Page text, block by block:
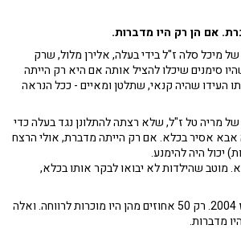
אם הן רק היו מדברות.
מיכל סלה ז"ל בידי בעלה, אלירן מלול, שרק
סימנים שיכלו להציל אותה אם היא רק הייתה
העידו שהיה קנאי, שתלטן ומאיים - ככל הנראה
מריה טל ז"ל, שלא רצתה להתלונן נגד בעלה כדי
אבא אסיר בכלא. אם רק הייתה מדברת, אולי הרצח
יכול היה להימנע.
מוטב שהילדות לא יבואו לבקר אותו בכלא,
163 נשים נרצחו פה מאז 2004. רק 50 אחוזים מהן היו מוכרות לרווחה. ואלה
מדברות.